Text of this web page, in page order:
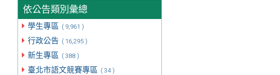
依公告類別彙總
學生專區 ( 9,961 )
行政公告 ( 16,295 )
新生專區 ( 388 )
臺北市語文競賽專區 ( 34 )